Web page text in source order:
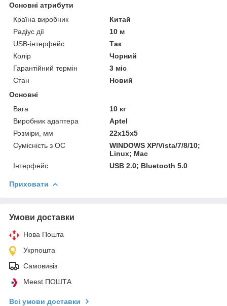
Основні атрибути
Країна виробник
Китай
Радіус дії
10 м
USB-інтерфейс
Так
Колір
Чорний
Гарантійний термін
3 міс
Стан
Новий
Основні
Вага
10 кг
Виробник адаптера
Aptel
Розміри, мм
22х15х5
Сумісність з ОС
WINDOWS XP/Vista/7/8/10;
Linux; Mac
Інтерфейс
USB 2.0; Bluetooth 5.0
Приховати
Умови доставки
Нова Пошта
Укрпошта
Самовивіз
Meest ПОШТА
Всі умови доставки